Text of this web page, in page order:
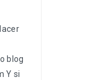
blog
Y si